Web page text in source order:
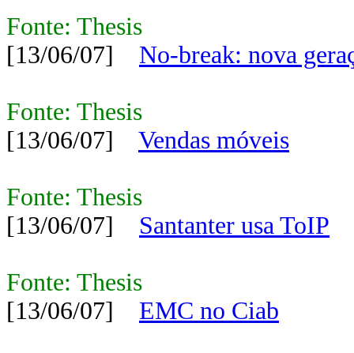
Fonte: Thesis
[13/06/07] No-break: nova
Fonte: Thesis
[13/06/07] Vendas móveis
Fonte: Thesis
[13/06/07] Santanter usa ToIP
Fonte: Thesis
[13/06/07] EMC no Ciab